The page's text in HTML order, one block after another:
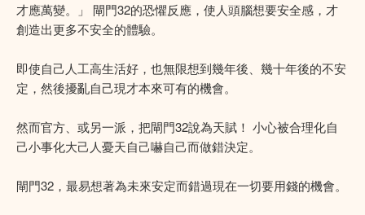
才應萬變。」 閘門32的恐懼反應，使人頭腦想要安全感，才
創造出更多不安全的體驗。
即使自己人工高生活好，也無限想到幾年後、幾十年後的不安
定，然後擾亂自己現才本來可有的機會。
然而官方、或另一派，把閘門32說為天賦！ 小心被合理化自
己小事化大己人憂天自己嚇自己而做錯決定。
閘門32，最易想著為未來安定而錯過現在一切要用錢的機會。